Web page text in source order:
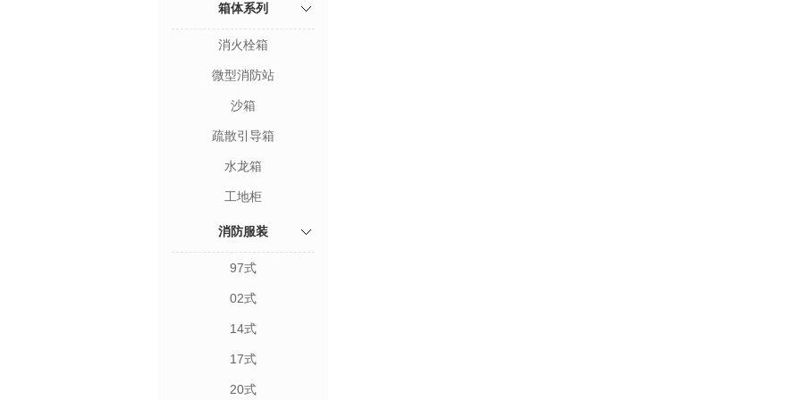
箱体系列
消火栓箱
微型消防站
沙箱
疏散引导箱
水龙箱
工地柜
消防服装
97式
02式
14式
17式
20式